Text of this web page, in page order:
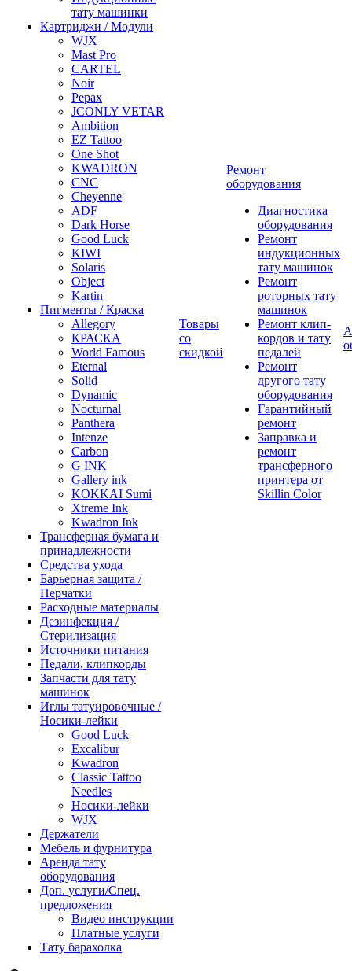
тату машинки
Картриджи / Модули
WJX
Mast Pro
CARTEL
Noir
Pepax
JCONLY VETAR
Ambition
EZ Tattoo
One Shot
KWADRON
CNC
Cheyenne
ADF
Dark Horse
Good Luck
KIWI
Solaris
Object
Kartin
Пигменты / Краска
Allegory
КРАСКА
World Famous
Eternal
Solid
Dynamic
Nocturnal
Panthera
Intenze
Carbon
G INK
Gallery ink
KOKKAI Sumi
Xtreme Ink
Kwadron Ink
Трансферная бумага и
принадлежности
Средства ухода
Барьерная защита /
Перчатки
Расходные материалы
Дезинфекция /
Стерилизация
Источники питания
Педали, клипкорды
Запчасти для тату
машинок
Иглы татуировочные /
Носики-лейки
Good Luck
Excalibur
Kwadron
Classic Tattoo
Needles
Носики-лейки
WJX
Держатели
Мебель и фурнитура
Аренда тату
оборудования
Доп. услуги/Спец.
предложения
Видео инструкции
Платные услуги
Тату барахолка
Товары
со
скидкой
Ремонт
оборудования
Диагностика
оборудования
Ремонт
индукционных
тату машинок
Ремонт
роторных тату
машинок
Ремонт клип-
кордов и тату
педалей
Ремонт
другого тату
оборудования
Гарантийный
ремонт
Заправка и
ремонт
трансферного
принтера от
Skillin Color